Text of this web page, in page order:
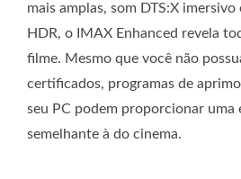
mais amplas, som DTS:X
HDR, o IMAX Enhanced revela
filme. Mesmo que você não
certificados, programas de
seu PC podem proporcionar uma
semelhante à do cinema.